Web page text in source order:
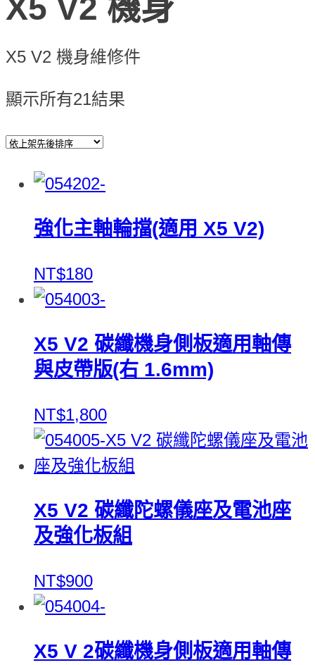
X5 V2 機身
X5 V2 機身維修件
顯示所有21結果
強化主軸輪擋(適用 X5 V2)
NT$180
X5 V2 碳纖機身側板適用軸傳
與皮帶版(右 1.6mm)
NT$1,800
X5 V2 碳纖陀螺儀座及電池座
及強化板組
NT$900
X5 V 2碳纖機身側板適用軸傳